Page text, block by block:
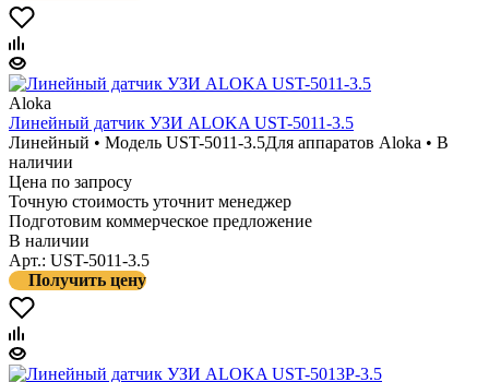
Aloka
Линейный датчик УЗИ ALOKA UST-5011-3.5
Линейный • Модель UST-5011-3.5Для аппаратов Aloka • В
наличии
Цена по запросу
Точную стоимость уточнит менеджер
Подготовим коммерческое предложение
В наличии
Арт.: UST-5011-3.5
Получить цену